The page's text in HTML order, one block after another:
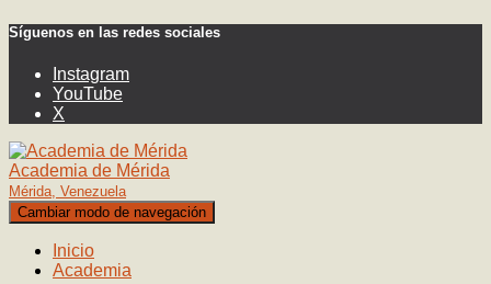
Síguenos en las redes sociales
Instagram
YouTube
X
Academia de Mérida
Mérida, Venezuela
Cambiar modo de navegación
Inicio
Academia